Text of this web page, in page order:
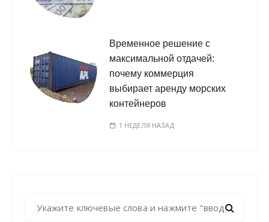
Временное решение с
максимальной отдачей:
почему коммерция
выбирает аренду морских
контейнеров
1 НЕДЕЛЯ НАЗАД